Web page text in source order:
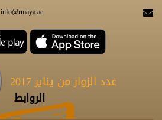
info@rmaya.ae
عدد الزوار من يناير 2017
الروابط